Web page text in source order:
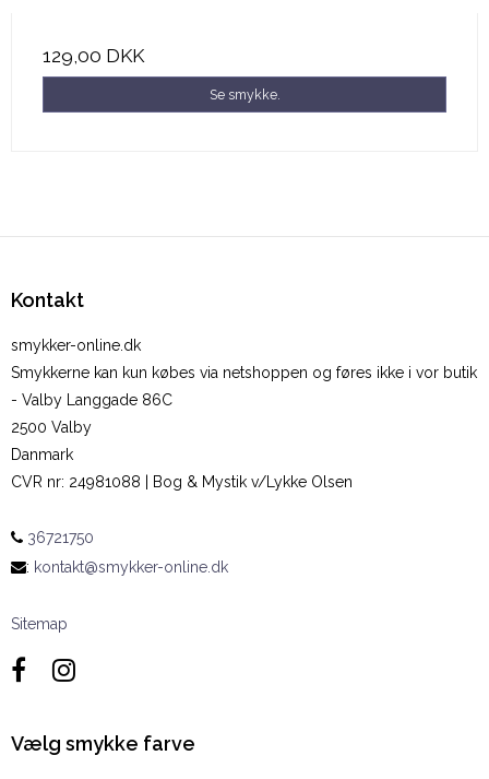
129,00 DKK
Se smykke.
Kontakt
smykker-online.dk
Smykkerne kan kun købes via netshoppen og føres ikke i vor butik
- Valby Langgade 86C
2500 Valby
Danmark
CVR nr: 24981088 | Bog & Mystik v/Lykke Olsen
36721750
: kontakt@smykker-online.dk
Sitemap
Vælg smykke farve